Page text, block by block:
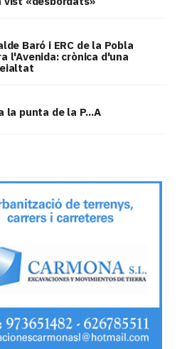
Baró i ERC de la Pobla
l'Avenida: crònica d'una
la punta de la P...A